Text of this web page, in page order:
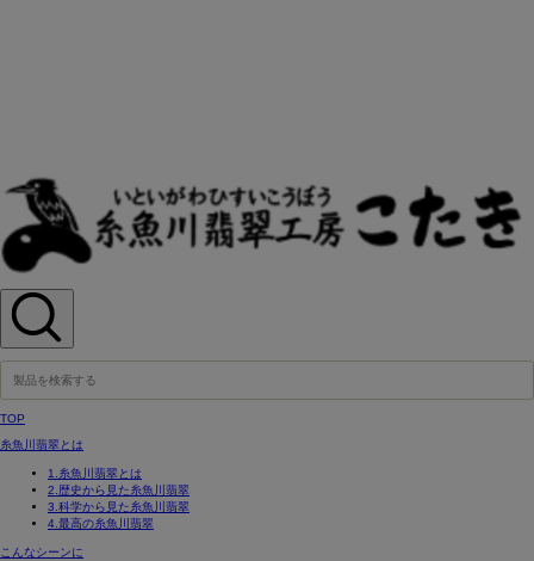
TOP
糸魚川翡翠とは
1.糸魚川翡翠とは
2.歴史から見た糸魚川翡翠
3.科学から見た糸魚川翡翠
4.最高の糸魚川翡翠
こんなシーンに